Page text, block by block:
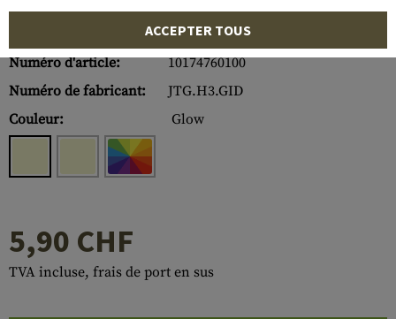
Numéro d'article:
10174760100
Numéro de fabricant:
JTG.H3.GID
Couleur:
Glow
5,90 CHF
TVA incluse, frais de port en sus
ACCEPTER TOUS